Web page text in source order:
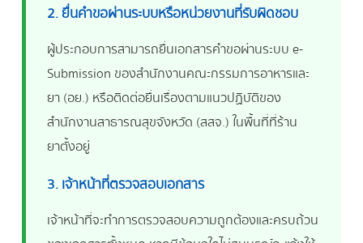
2. ยื่นคำขอผ่านระบบหรือหน่วยงานที่รับผิดชอบ
ผู้ประกอบการสามารถยื่นเอกสารคำขอผ่านระบบ e-
Submission ของสำนักงานคณะกรรมการอาหารและ
ยา (อย.) หรือติดต่อยื่นเรื่องตามแนวปฏิบัติของ
สำนักงานสาธารณสุขจังหวัด (สสจ.) ในพื้นที่ที่ร้าน
ยาตั้งอยู่
3. เจ้าหน้าที่ตรวจสอบเอกสาร
เจ้าหน้าที่จะทำการตรวจสอบความถูกต้องและครบถ้วน